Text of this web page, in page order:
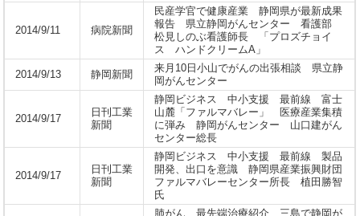
2014/9/11 病院新聞
民産学官で健康産業 静岡県が最新成果
報告 県立静岡がんセンター 看護部
松見しのぶ看護師長 「プロズチョイ
ス ハンドクリームA」
2014/9/13 静岡新聞
来月10日小山でがんの出張相談 県立静
岡がんセンター
2014/9/17
日刊工業
新聞
静岡ビジネス 中小支援 最前線 富士
山麓「ファルマバレー」 医療産業集積
に弾み 静岡がんセンター 山口建がん
センター総長
2014/9/17
日刊工業
新聞
静岡ビジネス 中小支援 最前線 製品
開発、出口を意識 静岡県産業振興財団
ファルマバレーセンター所長 植田勝智
氏
肺がん 最先端治療紹介 三島で静岡が